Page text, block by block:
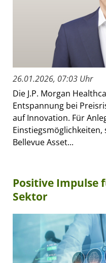
26.01.2026, 07:03 Uhr
Die J.P. Morgan
Entspannung bei
auf Innovation. Für
Einstiegsmöglichkeiten,
Bellevue Asset...
Positive Impulse
Sektor